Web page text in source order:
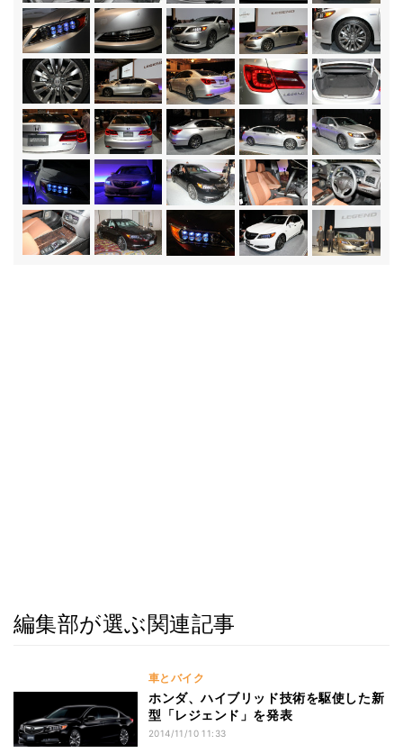
編集部が選ぶ関連記事
車とバイク
ホンダ、ハイブリッド技術を駆使した新
型「レジェンド」を発表
2014/11/10 11:33